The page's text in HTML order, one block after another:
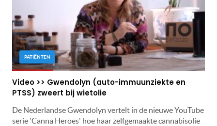
PATIËNTEN
Video >> Gwendolyn (auto-immuunziekte en
PTSS) zweert bij wietolie
De Nederlandse Gwendolyn vertelt in de nieuwe YouTube
serie 'Canna Heroes' hoe haar zelfgemaakte cannabisolie